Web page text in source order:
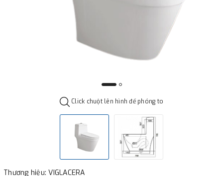
Click chuột lên hình để phóng to
Thương hiệu: VIGLACERA